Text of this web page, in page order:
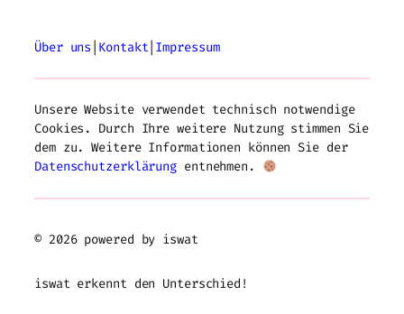
Über uns Kontakt Impressum
Unsere Website verwendet technisch notwendige
Cookies. Durch Ihre weitere Nutzung stimmen Sie
dem zu. Weitere Informationen können Sie der
Datenschutzerklärung entnehmen.
© 2026 powered by iswat
iswat erkennt den Unterschied!